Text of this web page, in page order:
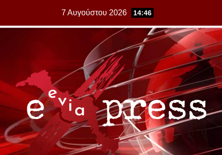
7 Αυγούστου 2026 14:46